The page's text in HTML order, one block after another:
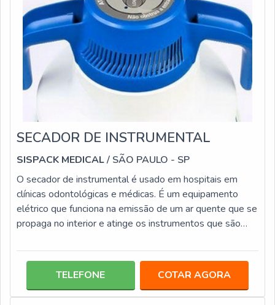
SECADOR DE INSTRUMENTAL
SISPACK MEDICAL/ SÃO PAULO - SP
O secador de instrumental é usado em hospitais em
clínicas odontológicas e médicas. É um equipamento
elétrico que funciona na emissão de um ar quente que se
propaga no interior e atinge os instrumentos que são
secagem faz parte das muitas etapas que os
inserido.O secador executa o que um profissional faria
por meio de um tecido, porém, esse profissional pode
TELEFONE COTAR AGORA